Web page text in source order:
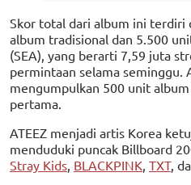
Skor total dari album ini terdiri
album tradisional dan 5.500
(SEA), yang berarti 7,59 juta
permintaan selama seminggu.
mengumpulkan 500 unit
pertama.
ATEEZ menjadi artis Korea
menduduki puncak Billboard
Stray Kids, BLACKPINK, TXT,